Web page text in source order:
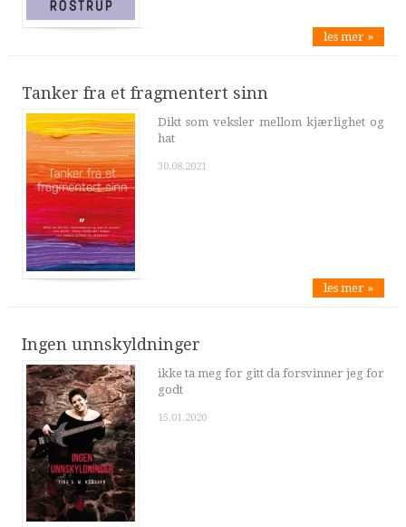
les mer »
Tanker fra et fragmentert sinn
Dikt som veksler mellom kjærlighet og
hat
30.08.2021
les mer »
Ingen unnskyldninger
ikke ta meg for gitt da forsvinner jeg for
godt
15.01.2020